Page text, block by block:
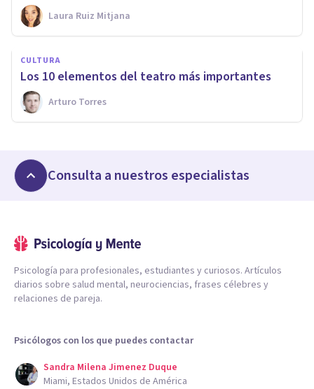
Laura Ruiz Mitjana
CULTURA
Los 10 elementos del teatro más importantes
Arturo Torres
Consulta a nuestros especialistas
Psicología para profesionales, estudiantes y curiosos. Artículos
diarios sobre salud mental, neurociencias, frases célebres y
relaciones de pareja.
Psicólogos con los que puedes contactar
Sandra Milena Jimenez Duque
Miami, Estados Unidos de América